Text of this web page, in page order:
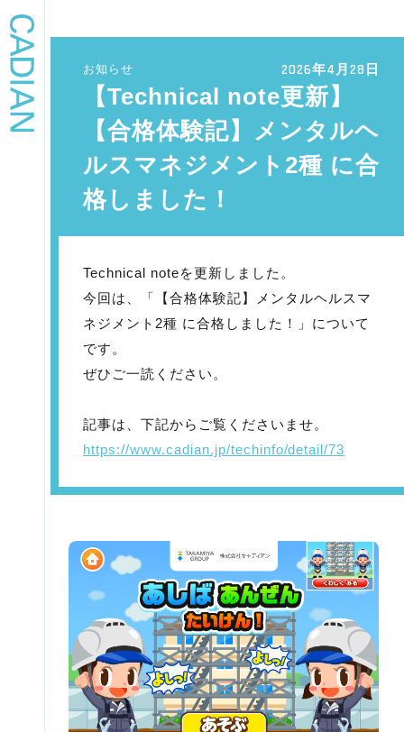
お知らせ 2026年4月28日
【Technical note更新】
【合格体験記】メンタルヘ
ルスマネジメント2種 に合
格しました！
Technical noteを更新しました。
今回は、「【合格体験記】メンタルヘルスマ
ネジメント2種 に合格しました！」について
です。
ぜひご一読ください。
記事は、下記からご覧くださいませ。
https://www.cadian.jp/techinfo/detail/73